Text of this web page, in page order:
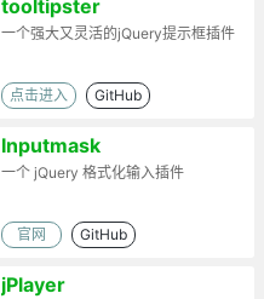
tooltipster
一个强大又灵活的jQuery提示框插件
点击进入 GitHub
Inputmask
一个 jQuery 格式化输入插件
官网 GitHub
jPlayer